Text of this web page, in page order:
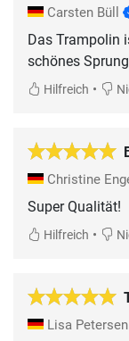
Carsten Büll
Das Trampolin
schönes
Hilfreich •
Christine
Super Qualität!
Hilfreich •
Lisa Petersen